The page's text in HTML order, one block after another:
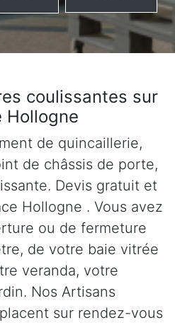
coulissantes sur
Hollogne
de quincaillerie,
de châssis de porte,
Devis gratuit et
Hollogne . Vous avez
ou de fermeture
de votre baie vitrée
veranda, votre
Nos Artisans
sur rendez-vous